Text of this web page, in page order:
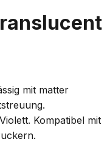
mit matter
Kompatibel mit